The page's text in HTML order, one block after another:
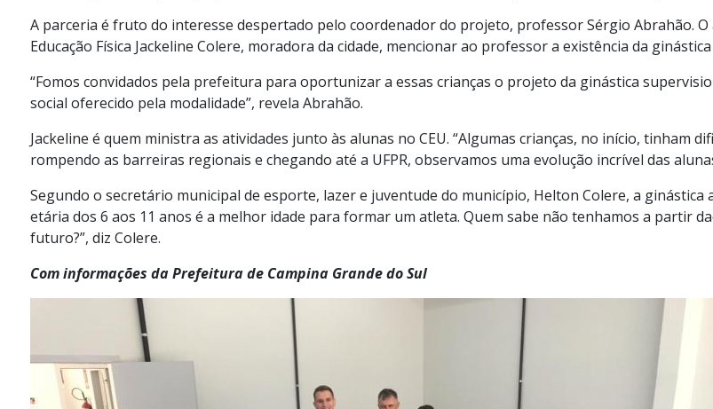
A parceria é fruto do interesse despertado pelo coordenador do projeto, professor Sérgio Abrahão.
Educação Física Jackeline Colere, moradora da cidade, mencionar ao professor a existência da
“Fomos convidados pela prefeitura para oportunizar a essas crianças o projeto da ginástica
social oferecido pela modalidade”, revela Abrahão.
Jackeline é quem ministra as atividades junto às alunas no CEU. “Algumas crianças, no início, tinham
rompendo as barreiras regionais e chegando até a UFPR, observamos uma evolução incrível das
Segundo o secretário municipal de esporte, lazer e juventude do município, Helton Colere, a
etária dos 6 aos 11 anos é a melhor idade para formar um atleta. Quem sabe não tenhamos a partir
futuro?”, diz Colere.
Com informações da Prefeitura de Campina Grande do Sul